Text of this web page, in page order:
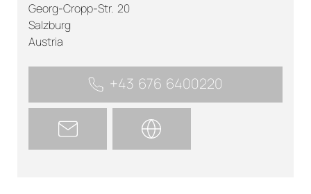
Georg-Cropp-Str. 20
Salzburg
Austria
+43 676 6400220